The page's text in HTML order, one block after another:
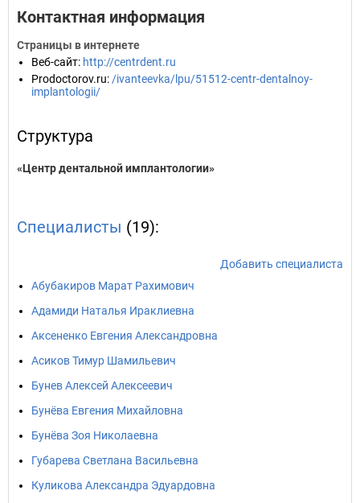
Контактная информация
Страницы в интернете
Веб-сайт: http://centrdent.ru
Prodoctorov.ru: /ivanteevka/lpu/51512-centr-dentalnoy-
implantologii/
Структура
«Центр дентальной имплантологии»
Специалисты (19):
Добавить специалиста
Абубакиров Марат Рахимович
Адамиди Наталья Ираклиевна
Аксененко Евгения Александровна
Асиков Тимур Шамильевич
Бунев Алексей Алексеевич
Бунёва Евгения Михайловна
Бунёва Зоя Николаевна
Губарева Светлана Васильевна
Куликова Александра Эдуардовна